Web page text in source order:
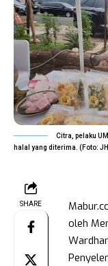
Citra, pelaku
halal yang diterima. (Foto:
SHARE
oleh